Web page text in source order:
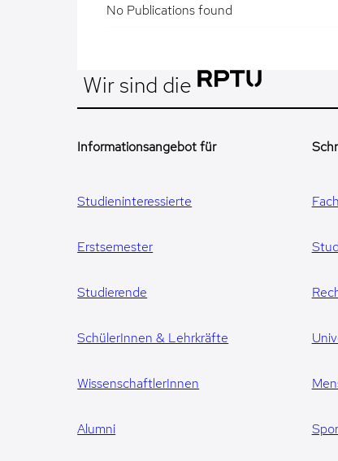
No Publications found
Wir sind die
Informationsangebot für
Studieninteressierte
Erstsemester
Studierende
SchülerInnen & Lehrkräfte
WissenschaftlerInnen
Alumni